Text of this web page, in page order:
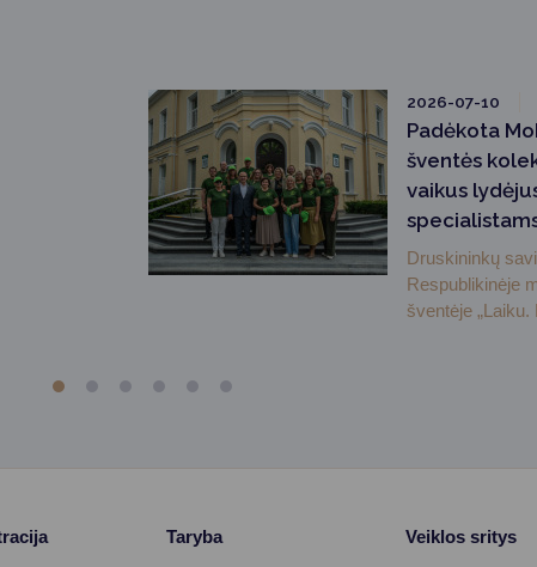
2026-07-10
Padėkota
šventės
vaikus
Druskininkų
Respublikinėje
šventėje „Laiku.
Taryba Veiklos sritys